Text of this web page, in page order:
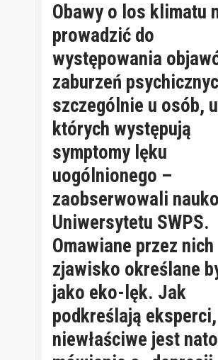
Obawy o los klimatu
prowadzić do
występowania
zaburzeń
szczególnie u osób, u
których występują
symptomy lęku
uogólnionego –
zaobserwowali
Uniwersytetu SWPS.
Omawiane przez nich
zjawisko określane
jako eko-lęk. Jak
podkreślają eksperci,
niewłaściwe jest